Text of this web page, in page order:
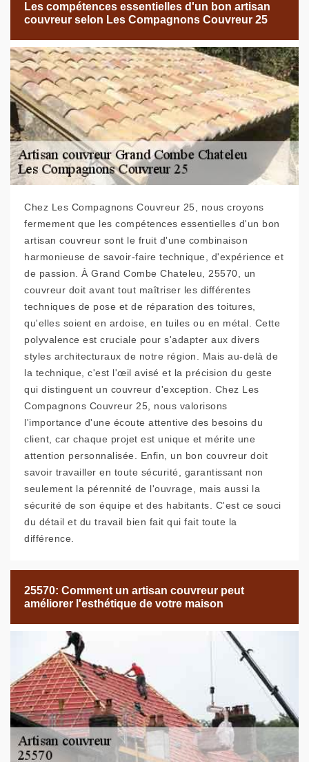
Les compétences essentielles d'un bon artisan
couvreur selon Les Compagnons Couvreur 25
Chez Les Compagnons Couvreur 25, nous croyons
fermement que les compétences essentielles d'un bon
artisan couvreur sont le fruit d'une combinaison
harmonieuse de savoir-faire technique, d'expérience et
de passion. À Grand Combe Chateleu, 25570, un
couvreur doit avant tout maîtriser les différentes
techniques de pose et de réparation des toitures,
qu'elles soient en ardoise, en tuiles ou en métal. Cette
polyvalence est cruciale pour s'adapter aux divers
styles architecturaux de notre région. Mais au-delà de
la technique, c'est l'œil avisé et la précision du geste
qui distinguent un couvreur d'exception. Chez Les
Compagnons Couvreur 25, nous valorisons
l'importance d'une écoute attentive des besoins du
client, car chaque projet est unique et mérite une
attention personnalisée. Enfin, un bon couvreur doit
savoir travailler en toute sécurité, garantissant non
seulement la pérennité de l'ouvrage, mais aussi la
sécurité de son équipe et des habitants. C'est ce souci
du détail et du travail bien fait qui fait toute la
différence.
25570: Comment un artisan couvreur peut
améliorer l'esthétique de votre maison